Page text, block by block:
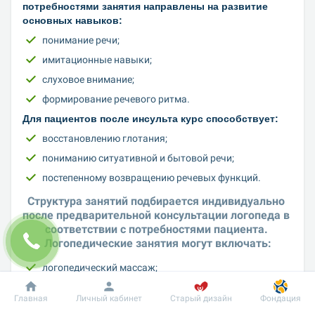
потребностями занятия направлены на развитие
основных навыков:
понимание речи;
имитационные навыки;
слуховое внимание;
формирование речевого ритма.
Для пациентов после инсульта курс способствует:
восстановлению глотания;
пониманию ситуативной и бытовой речи;
постепенному возвращению речевых функций.
Структура занятий подбирается индивидуально
после предварительной консультации логопеда в
соответствии с потребностями пациента.
Логопедические занятия могут включать:
логопедический массаж;
артикуляционную гимнастику;
формирование речевого дыхания;
Главная Личный кабинет Старый дизайн Фондация